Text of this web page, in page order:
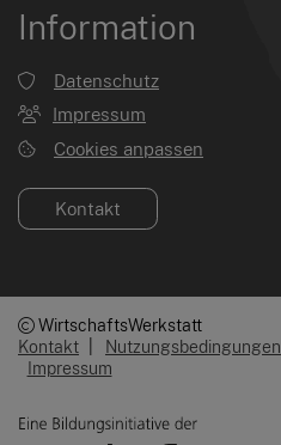
Information
Datenschutz
Impressum
Cookies anpassen
Kontakt
WirtschaftsWerkstatt
Kontakt
Nutzungsbedingungen
Impressum